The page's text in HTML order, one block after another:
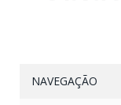
NAVEGAÇÃO